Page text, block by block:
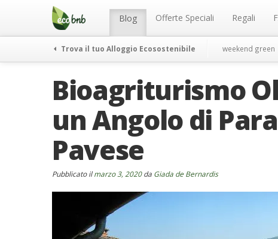
Menu Blog Offerte Speciali Regali
Trova il tuo Alloggio Ecosostenibile weekend green
Bioagriturismo
un Angolo di
Pavese
Pubblicato ilmarzo 3, 2020da Giada de Bernardis